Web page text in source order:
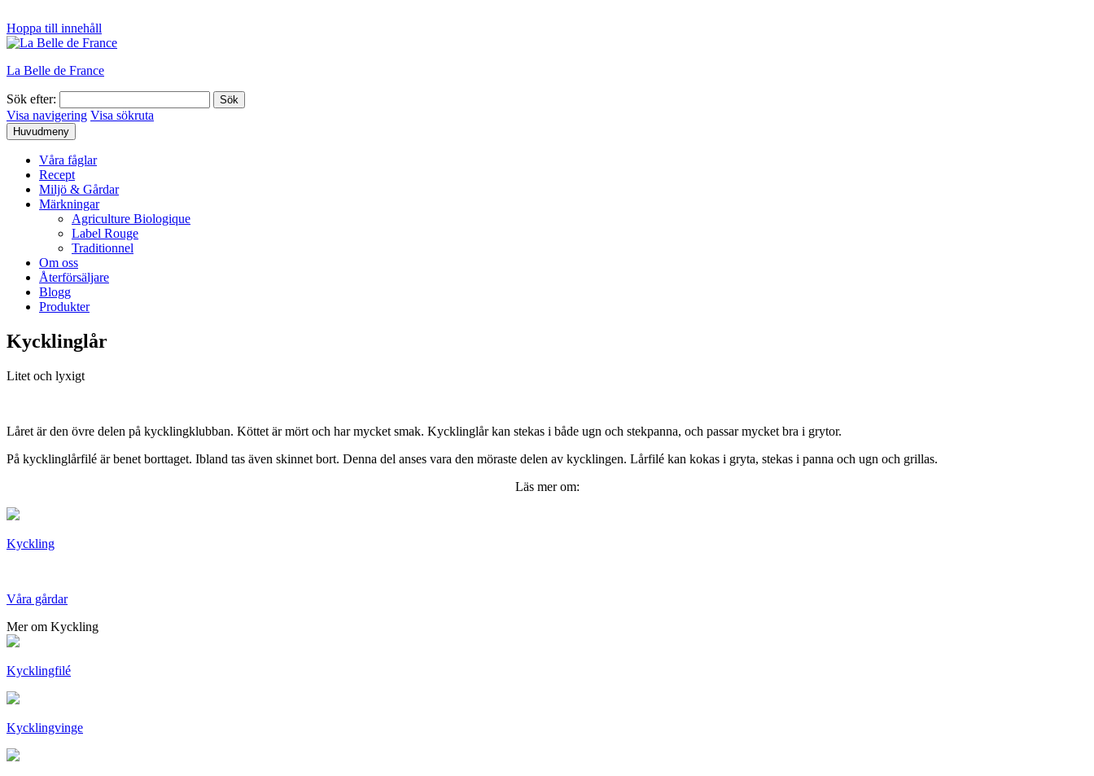
Hoppa till innehåll
La Belle de France
Sök efter:
Visa navigering Visa sökruta
Huvudmeny
Våra fåglar
Recept
Miljö & Gårdar
Märkningar
Agriculture Biologique
Label Rouge
Traditionnel
Om oss
Återförsäljare
Blogg
Produkter
Kycklinglår
Litet och lyxigt
Låret är den övre delen på kycklingklubban. Köttet är mört och har mycket smak. Kycklinglår kan stekas i både ugn och stekpanna, och passar mycket bra i grytor.
På kycklinglårfilé är benet borttaget. Ibland tas även skinnet bort. Denna del anses vara den möraste delen av kycklingen. Lårfilé kan kokas i gryta, stekas i panna och ugn och grillas.
Läs mer om:
Kyckling
Våra gårdar
Mer om Kyckling
Kycklingfilé
Kycklingvinge